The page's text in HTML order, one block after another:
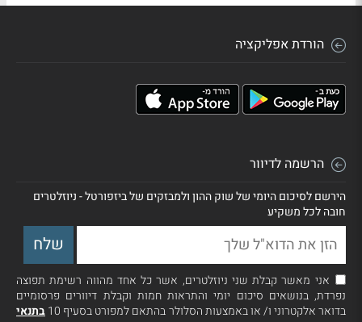
הורדת אפליקציה
הרשמה לדיוור
הירשם לסיכום היומי של שוק ההון ולמבזקים של ביזפורטל - ניוזלטרים
חובה לכל משקיע
אני מאשר קבלת שני ניוזלטרים, אשר כל אחד מהווה רשימת תפוצה
נפרדת, בנושאים סיכום יומי והתראות חמות וקבלת דיוורים פרסומיים
בדואר אלקטרוני ו/ או באמצעות הסלולר בהתאם למפורט בסעיף 10
בתנאי